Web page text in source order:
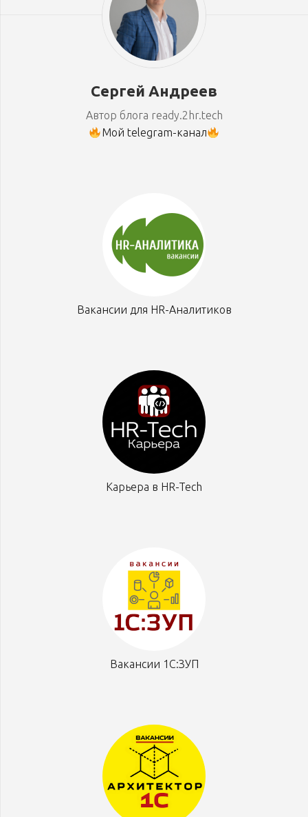
Сергей Андреев
Автор блога ready.2hr.tech
Мой telegram-канал
Вакансии для HR-Аналитиков
Карьера в HR-Tech
Вакансии 1С:ЗУП